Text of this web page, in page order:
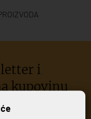
i
kupovinu